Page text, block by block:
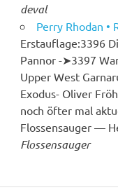
deval
Perry Rhodan •
Erstauflage:3396
Pannor -➤︎3397
Upper West
Exodus- Oliver
noch öfter mal
Flossensauger —
Flossensauger